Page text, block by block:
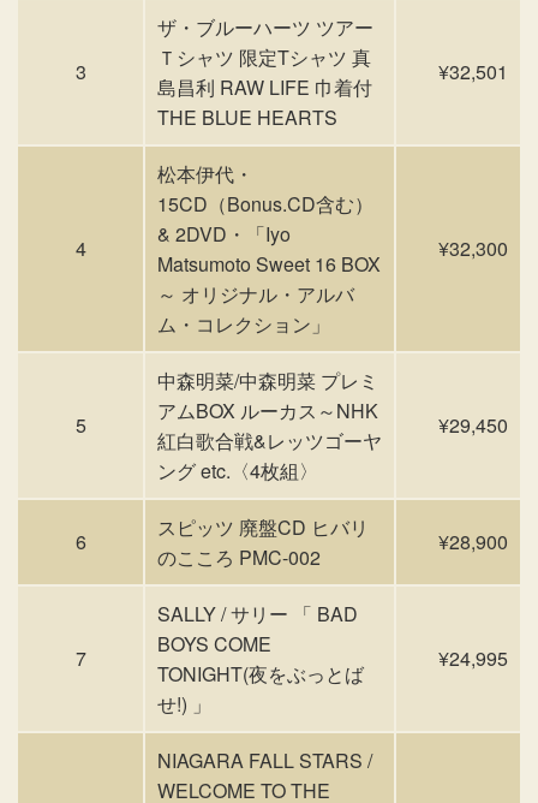
3
ザ・ブルーハーツ ツアー
Ｔシャツ 限定Tシャツ 真
島昌利 RAW LIFE 巾着付
THE BLUE HEARTS
¥32,501
4
松本伊代・
15CD（Bonus.CD含む）
& 2DVD・「Iyo
Matsumoto Sweet 16 BOX
～ オリジナル・アルバ
ム・コレクション」
¥32,300
5
中森明菜/中森明菜 プレミ
アムBOX ルーカス～NHK
紅白歌合戦&レッツゴーヤ
ング etc.〈4枚組〉
¥29,450
6
スピッツ 廃盤CD ヒバリ
のこころ PMC-002
¥28,900
7
SALLY / サリー 「 BAD
BOYS COME
TONIGHT(夜をぶっとば
せ!) 」
¥24,995
NIAGARA FALL STARS /
WELCOME TO THE